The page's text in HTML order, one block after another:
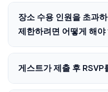
장소 수용 인원을 초과
제한하려면 어떻게 해야
게스트가 제출 후 RSVP